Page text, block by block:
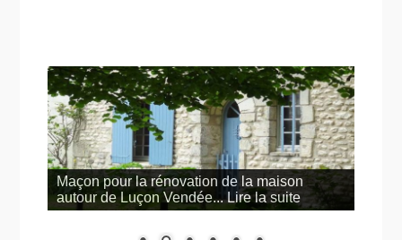
Maçon pour la rénovation de la maison
autour de Luçon Vendée... Lire la suite